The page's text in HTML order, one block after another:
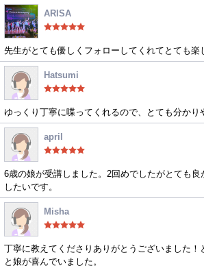
ARISA
先生がとても優しくフォローしてくれてとても楽
Hatsumi
ゆっくり丁寧に喋ってくれるので、とても分かり
april
6歳の娘が受講しました。2回めでしたがとても
したいです。
Misha
丁寧に教えてくださりありがとうございました！
と娘が喜んでいました。